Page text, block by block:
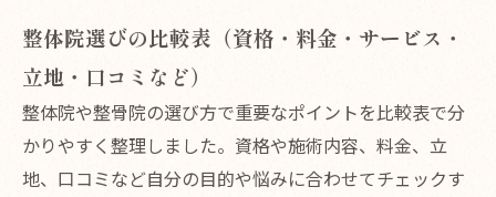
整体院選びの比較表（資格・料金・サービス・
立地・口コミなど）
整体院や整骨院の選び方で重要なポイントを比較表で分
かりやすく整理しました。資格や施術内容、料金、立
地、口コミなど自分の目的や悩みに合わせてチェックす